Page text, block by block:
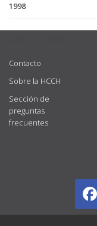
1998
Contacto
Sobre la HCCH
Sección de
preguntas
frecuentes